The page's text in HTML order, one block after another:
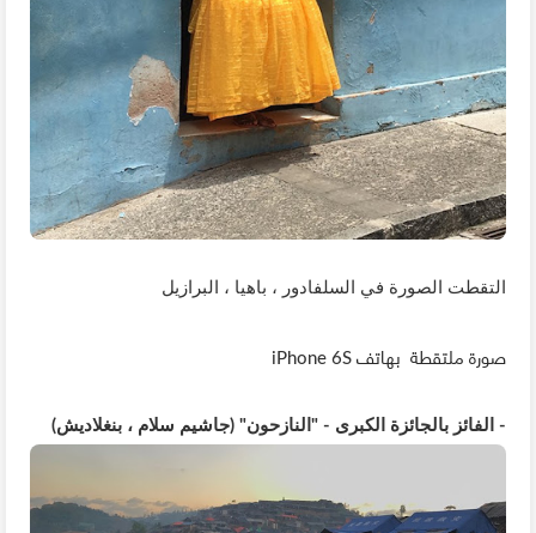
التقطت الصورة في السلفادور ، باهيا ، البرازيل
صورة ملتقطة بهاتف iPhone 6S
- الفائز بالجائزة الكبرى - "النازحون" (جاشيم سلام ، بنغلاديش)